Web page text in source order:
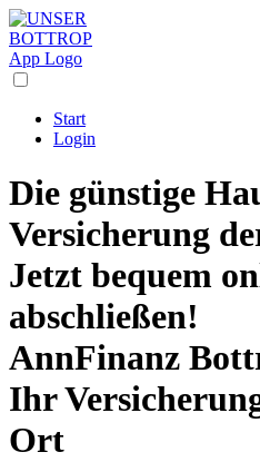
Start
Login
Die günstige
Versicherung
Jetzt bequem
abschließen!
AnnFinanz
Ihr
Ort